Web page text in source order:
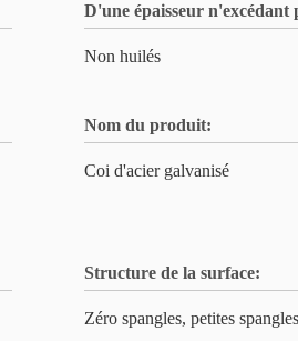
D'une épaisseur n'excédant
Non huilés
Nom du produit:
Coi d'acier galvanisé
Structure de la surface:
Zéro spangles, petites